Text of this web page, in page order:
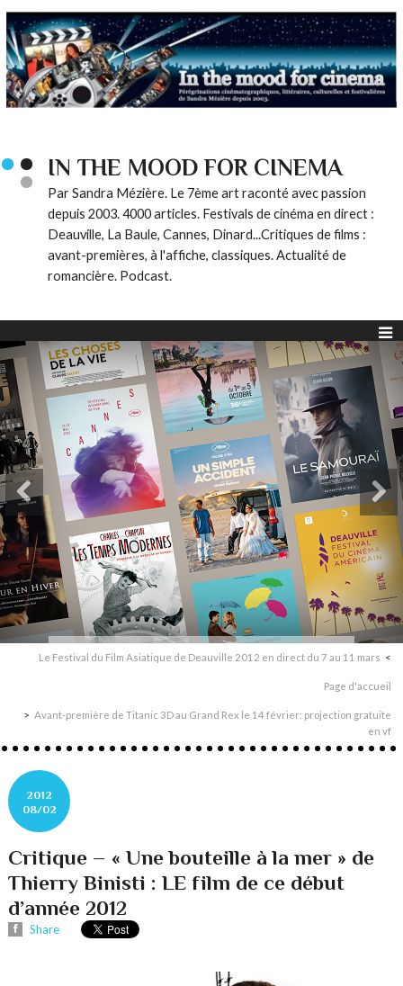
IN THE MOOD FOR CINEMA
Par Sandra Mézière. Le 7ème art raconté avec passion
depuis 2003. 4000 articles. Festivals de cinéma en direct :
Deauville, La Baule, Cannes, Dinard...Critiques de films :
avant-premières, à l'affiche, classiques. Actualité de
romancière. Podcast.
Le Festival du Film Asiatique de Deauville 2012 en direct du 7 au 11 mars
Page d'accueil
Avant-première de Titanic 3D au Grand Rex le 14 février: projection gratuite
en vf
2012
08/02
Critique – « Une bouteille à la mer » de
Thierry Binisti : LE film de ce début
d’année 2012
Share